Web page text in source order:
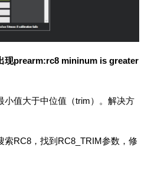
现prearm:rc8 mininum is greater
小值大于中位值（trim）。解决方
索RC8，找到RC8_TRIM参数，修